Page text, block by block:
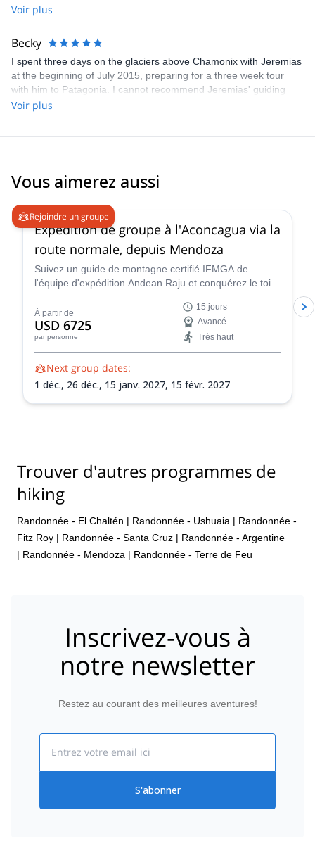
appreciated. Highly recommended.
Voir plus
Becky
I spent three days on the glaciers above Chamonix with Jeremias
at the beginning of July 2015, preparing for a three week tour
with him to Patagonia. I cannot recommend Jeremias' guiding
highly enough. He is highly expert in everything concerning the
Voir plus
Vous aimerez aussi
Rejoindre un groupe
Expédition de groupe à l'Aconcagua via la
route normale, depuis Mendoza
Suivez un guide de montagne certifié IFMGA de
l'équipe d'expédition Andean Raju et conquérez le toit
l'Aconcagua depuis Mendoza.
À partir de
USD 6725
par personne
15 jours
Avancé
Très haut
Next group dates:
1 déc., 26 déc., 15 janv. 2027, 15 févr. 2027
Trouver d'autres programmes de
hiking
Randonnée - El Chaltén | Randonnée - Ushuaia | Randonnée -
Fitz Roy | Randonnée - Santa Cruz | Randonnée - Argentine
| Randonnée - Mendoza | Randonnée - Terre de Feu
Inscrivez-vous à
notre newsletter
Restez au courant des meilleures aventures!
S'abonner